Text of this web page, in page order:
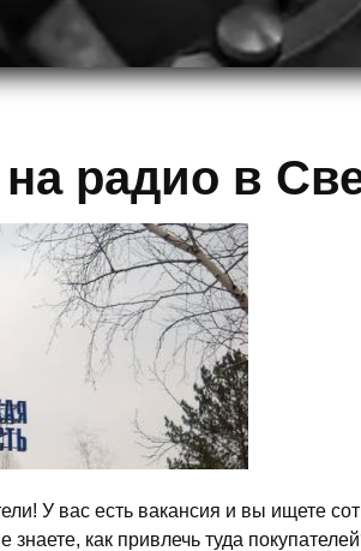
радио в
У вас есть вакансия и вы ищете
как привлечь туда